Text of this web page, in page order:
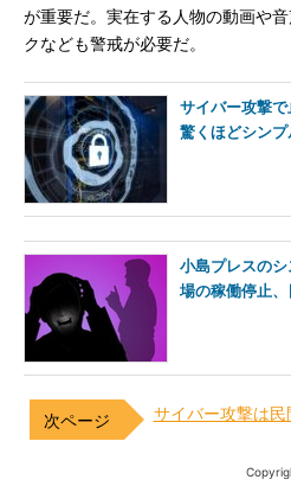
が重要だ。実在する人物の動画や
クなども警戒が必要だ。
サイバー攻撃
驚くほどシン
小島プレスの
場の稼働停止
サイバー攻撃は